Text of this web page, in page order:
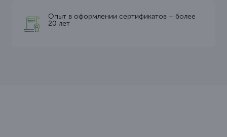
Опыт в оформлении сертификатов – более
20 лет